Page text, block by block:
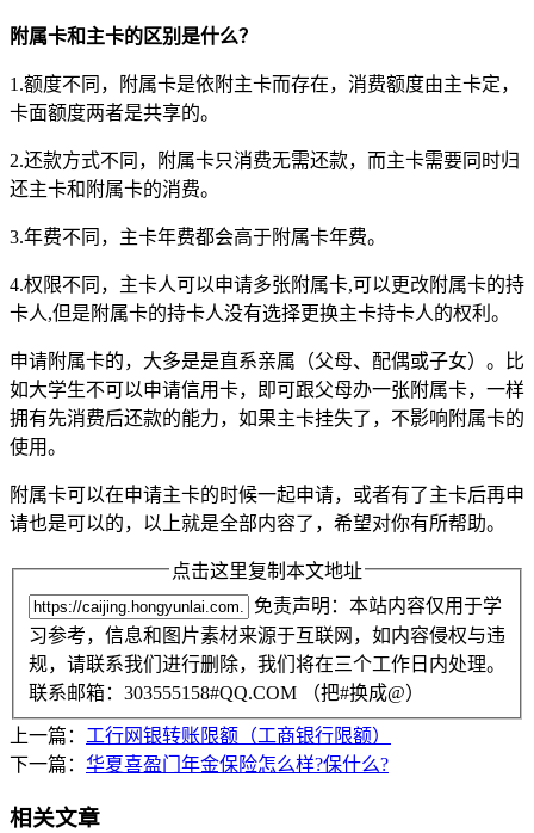
附属卡和主卡的区别是什么？
1.额度不同，附属卡是依附主卡而存在，消费额度由主卡定，
卡面额度两者是共享的。
2.还款方式不同，附属卡只消费无需还款，而主卡需要同时归
还主卡和附属卡的消费。
3.年费不同，主卡年费都会高于附属卡年费。
4.权限不同，主卡人可以申请多张附属卡,可以更改附属卡的持
卡人,但是附属卡的持卡人没有选择更换主卡持卡人的权利。
申请附属卡的，大多是是直系亲属（父母、配偶或子女）。比
如大学生不可以申请信用卡，即可跟父母办一张附属卡，一样
拥有先消费后还款的能力，如果主卡挂失了，不影响附属卡的
使用。
附属卡可以在申请主卡的时候一起申请，或者有了主卡后再申
请也是可以的，以上就是全部内容了，希望对你有所帮助。
点击这里复制本文地址
免责声明：本站内容仅用于学
习参考，信息和图片素材来源于互联网，如内容侵权与违
规，请联系我们进行删除，我们将在三个工作日内处理。
联系邮箱：303555158#QQ.COM （把#换成@）
上一篇： 工行网银转账限额（工商银行限额）
下一篇： 华夏喜盈门年金保险怎么样?保什么?
相关文章